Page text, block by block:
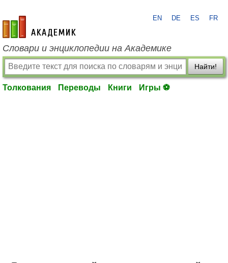
academic.ru
EN DE ES FR
Словари и энциклопедии на Академике
Найти!
Толкования Переводы Книги Игры ⚽